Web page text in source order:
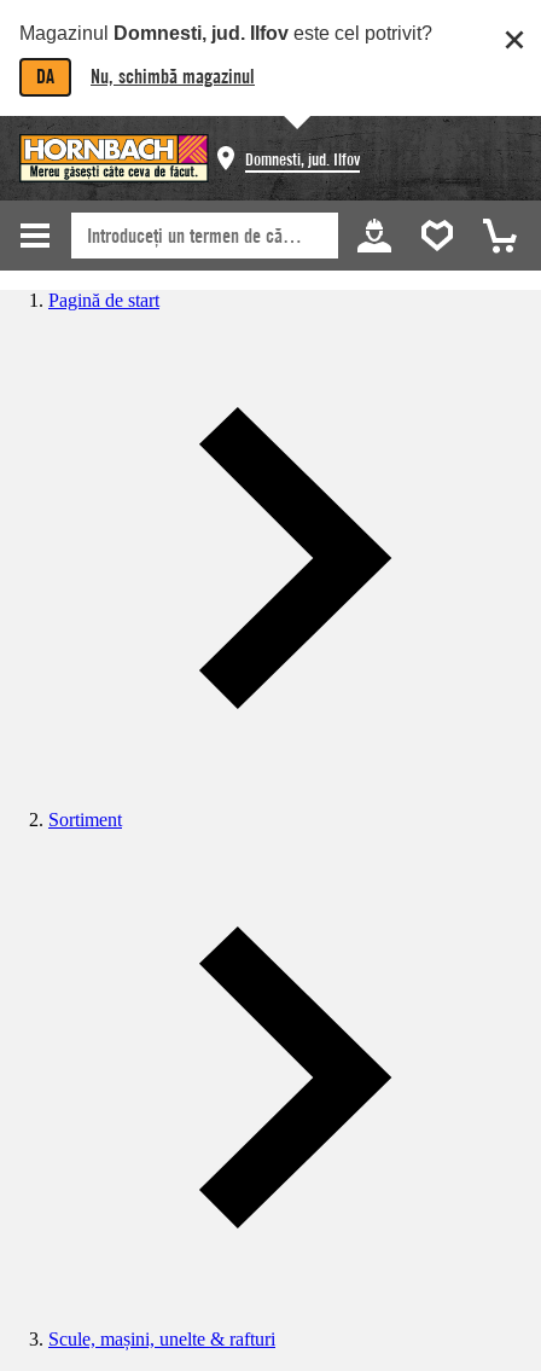
Magazinul Domnesti, jud. Ilfov este cel potrivit?
DA Nu, schimbă magazinul
Domnesti, jud. Ilfov
Pagină de start
Sortiment
Scule, mașini, unelte & rafturi